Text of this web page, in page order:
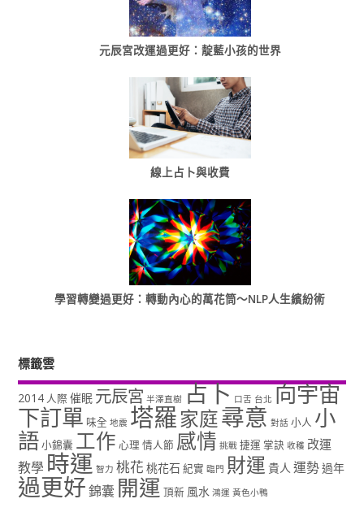
元辰宮改運過更好：靛藍小孩的世界
線上占卜與收費
學習轉變過更好：轉動內心的萬花筒～NLP人生繽紛術
標籤雲
2014 人際 催眠 元辰宮 半澤直樹 占卜 口舌 台北 向宇宙
下訂單 味全 地震 塔羅家庭尋意 對話 小人 小
語小錦囊 工作 心理 情人節 感情 挑戰 捷運 掌訣 收穫 改運
教學 時運 智力 桃花 桃花石 紀實 臨門 財運 貴人 運勢過年
過更好錦囊 開運 頂新 風水 鴻運 黃色小鴨